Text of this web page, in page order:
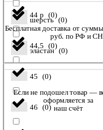
44 р (0)
44,5 (0)
45 (0)
46 (0)
шерсть (0)
эластан (0)
Бесплатная доставка от
руб. по РФ и
Если не подошел товар —
оформляется за
наш счёт